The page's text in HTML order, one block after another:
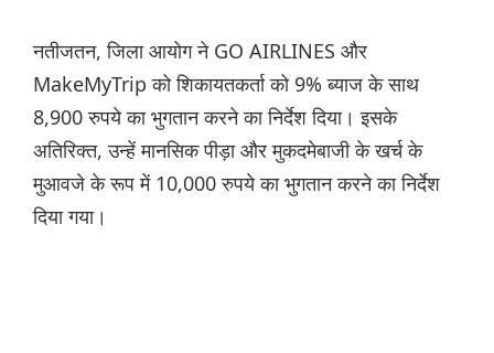
नतीजतन, जिला आयोग ने GO AIRLINES और
MakeMyTrip को शिकायतकर्ता को 9% ब्याज के साथ
8,900 रुपये का भुगतान करने का निर्देश दिया। इसके
अतिरिक्त, उन्हें मानसिक पीड़ा और मुकदमेबाजी के खर्च के
मुआवजे के रूप में 10,000 रुपये का भुगतान करने का निर्देश
दिया गया।